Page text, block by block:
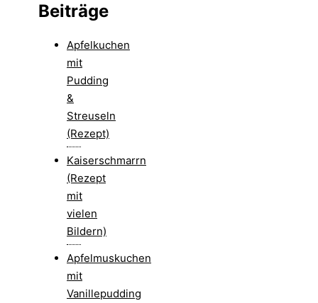
Beiträge
Apfelkuchen
mit
Pudding
&
Streuseln
(Rezept)
Kaiserschmarrn
(Rezept
mit
vielen
Bildern)
Apfelmuskuchen
mit
Vanillepudding